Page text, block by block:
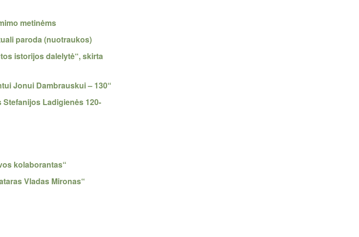
metinėms
paroda (nuotraukos)
istorijos dalelytė“, skirta
Jonui Dambrauskui – 130“
Ladigienės 120-
kolaborantas“
Vladas Mironas“